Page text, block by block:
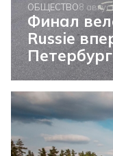
ОБЩЕСТВО8
Финал
Russie